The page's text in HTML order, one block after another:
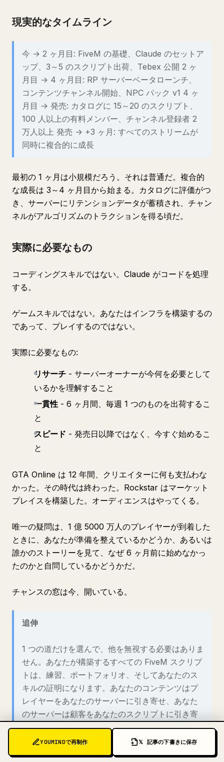
現実的なタイムライン
今 → 2 ヶ月目: FiveM の基礎、Claude のセットア
ップ、3～5 のスクリプト出荷、Tebex 公開 2 ヶ
月目 → 4 ヶ月目: RP サーバーベータローンチ、
コンテンツチャンネル開始、NPC パック v1 4 ヶ
月目 → 発売: カタログに 15～20 のスクリプト、
100 人以上の有料メンバー、チャンネル登録者 2
万人以上 発売 → +3 ヶ月: すべてのストリームが
同時に複合的に成長
最初の 1 ヶ月は小規模だろう。それは普通だ。複合的
な成長は 3～4 ヶ月目から始まる。カタログに評価がつ
き、サーバーにリテンションデータが蓄積され、チャン
ネルがアルゴリズムのトラクションを得る頃だ。
実際に必要なもの
コーディングスキルではない。Claude がコードを処理
する。
ゲームスキルではない。あなたはインフラを構築するの
であって、プレイするのではない。
実際に必要なもの:
リサーチ - サーバーオーナーが今何を必要として
いるかを理解すること
一貫性 - 6 ヶ月間、毎週 1 つのものを出荷するこ
と
スピード - 発売日以降ではなく、今すぐ始めるこ
と
GTA Online は 12 年間、クリエイターに何も支払わな
かった。その時代は終わった。Rockstar はマーケット
プレイスを構築した。オーディエンスはやってくる。
唯一の疑問は、1 億 5000 万人のプレイヤーが到着した
ときに、あなたが準備を整えているかどうか、あるいは
誰かのストーリーを見て、なぜ 6 ヶ月前に始めなかっ
たのかと自問しているかどうかだ。
チャンスの窓は今、開いている。
追伸
1 つの道だけを選んで、他を無視する必要はありま
せん。あなたが構築するすべての FiveM スクリプ
トは、練習、ポートフォリオ、そしてあなたのス
キルの証明になります。あなたのコンテンツはプ
レイヤーをあなたのサーバーに引き寄せ、あなた
のサーバーは顧客をあなたのスクリプトに引き寄
せます。それぞれが互いを強化し合います。今
週、あなたが実際に進む道から始めてください。
YOUMINDで再制作 𝕏 記事の下書きに保存